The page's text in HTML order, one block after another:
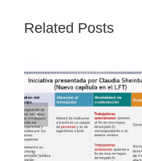
Related Posts